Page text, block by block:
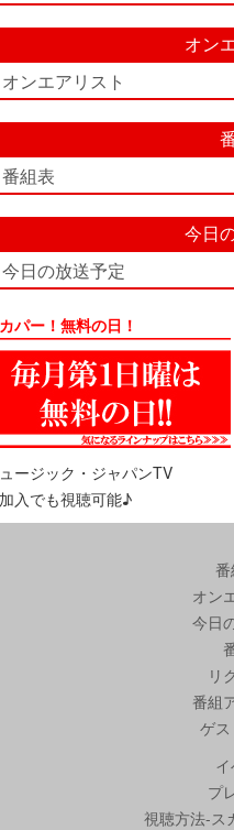
オン
オンエアリスト
番組表
今日
今日の放送予定
パー！無料の日！
ージック・ジャパンTV
入でも視聴可能♪
オン
今日
リ
番組
ゲ
プ
視聴方法-ス